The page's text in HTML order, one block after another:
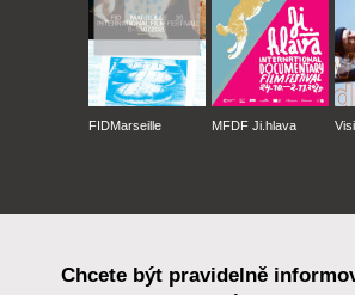
FIDMarseille MFDF Ji.hlava
Chcete být pravidelně